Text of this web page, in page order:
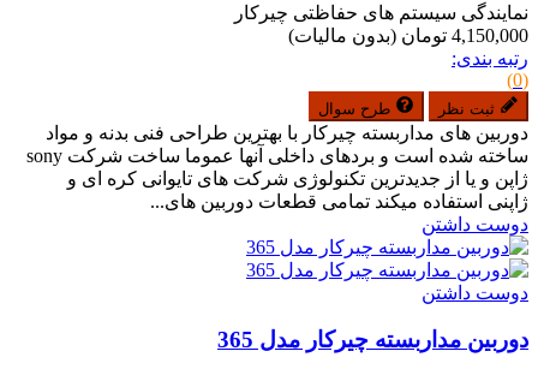
نمایندگی سیستم های حفاظتی چیرکار
4,150,000 تومان
(بدون مالیات)
رتبه بندی:
(0)
ثبت نظر طرح سوال
دوربین های مداربسته چیرکار با بهترین طراحی فنی بدنه و مواد
ساخته شده است و بردهای داخلی آنها عموما ساخت شرکت sony
ژاپن و یا از جدیدترین تکنولوژی شرکت های تایوانی کره ای و
ژاپنی استفاده میکند تمامی قطعات دوربین های...
دوست داشتن
دوست داشتن
دوربین مداربسته چیرکار مدل 365